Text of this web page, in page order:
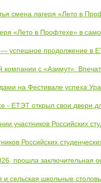
смена лагеря «Лето в
«Лето в Профтехе» в
успешное продолжение в
компании с «Азимут».
на Фестивале успеха
- ЕТЭТ открыл свои двери
участников Российских
Российских
прошла заключительная
и сельская школьные